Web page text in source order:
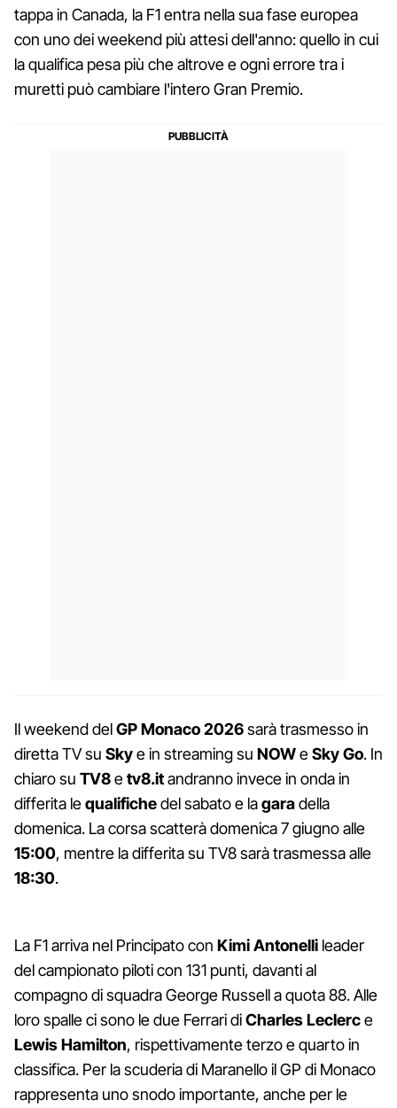
tappa in Canada, la F1 entra nella sua fase europea
con uno dei weekend più attesi dell'anno: quello in cui
la qualifica pesa più che altrove e ogni errore tra i
muretti può cambiare l'intero Gran Premio.
Il weekend delGP Monaco 2026sarà trasmesso in
diretta TV su Skye in streaming su NOWeSky Go. In
chiaro su TV8etv8.itandranno invece in onda in
differita lequalifichedel sabato e lagaradella
domenica. La corsa scatterà domenica 7 giugno alle
15:00, mentre la differita su TV8 sarà trasmessa alle
18:30.
La F1 arriva nel Principato con Kimi Antonelli leader
del campionato piloti con 131 punti, davanti al
compagno di squadra George Russell a quota 88. Alle
loro spalle ci sono le due Ferrari diCharles Leclerce
Lewis Hamilton, rispettivamente terzo e quarto in
classifica. Per la scuderia di Maranello il GP di Monaco
rappresenta uno snodo importante, anche per le